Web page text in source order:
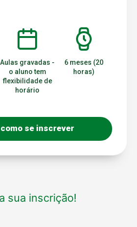
Aulas gravadas -
o aluno tem
flexibilidade de
horário
6 meses (20
horas)
se inscrever